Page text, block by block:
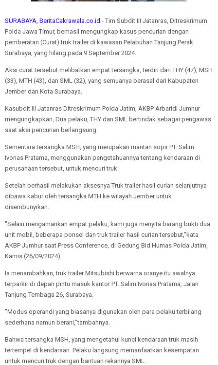
SURABAYA, BeritaCakrawala.co.id - Tim Subdit III Jatanras, Ditreskrimum
Polda Jawa Timur, berhasil mengungkap kasus pencurian dengan
pemberatan (Curat) truk trailer di kawasan Pelabuhan Tanjung Perak
Surabaya, yang hilang pada 9 September 2024.
Aksi curat tersebut melibatkan empat tersangka, terdiri dari THY (47), MSH
(33), MTH (43), dan SML (32), yang semuanya berasal dari Kabupaten
Jember dan Kota Surabaya.
Kasubdit III Jatanras Ditreskrimum Polda Jatim, AKBP Arbaridi Jumhur
mengungkapkan, Dua pelaku, THY dan SML bertindak sebagai pengawas
saat aksi pencurian berlangsung.
Sementara tersangka MSH, yang merupakan mantan sopir PT. Salim
Ivonas Pratama, menggunakan pengetahuannya tentang kendaraan di
perusahaan tersebut, untuk mencuri truk.
Setelah berhasil melakukan aksesnya Truk trailer hasil curian selanjutnya
dibawa kabur oleh tersangka MTH ke wilayah Jember untuk
disembunyikan.
"Selain mengamankan empat pelaku, kami juga menyita barang bukti dua
unit mobil, beberapa ponsel dan truk trailer hasil curian tersebut,"kata
AKBP Jumhur saat Press Conference, di Gedung Bid Humas Polda Jatim,
Kamis (26/09/2024).
Ia menambahkan, truk trailer Mitsubishi berwarna oranye itu awalnya
terparkir di depan pintu masuk kantor PT. Salim Ivonas Pratama, Jalan
Tanjung Tembaga 26, Surabaya.
"Modus operandi yang biasanya digunakan oleh para pelaku terbilang
sederhana namun berani,"tambahnya.
Bahwa tersangka MSH, yang mengetahui kunci kendaraan truk masih
tertempel di kendaraan. Pelaku langsung memanfaatkan kesempatan
untuk mencuri truk dengan bantuan rekannya SML.